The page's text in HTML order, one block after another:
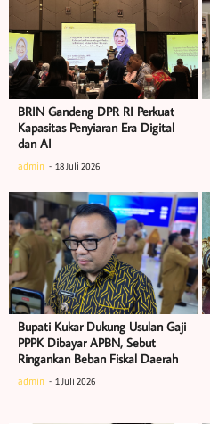
BRIN Gandeng DPR RI Perkuat
Kapasitas Penyiaran Era Digital
dan AI
admin 18 Juli 2026
Bupati Kukar Dukung Usulan Gaji
PPPK Dibayar APBN, Sebut
Ringankan Beban Fiskal Daerah
admin 1 Juli 2026